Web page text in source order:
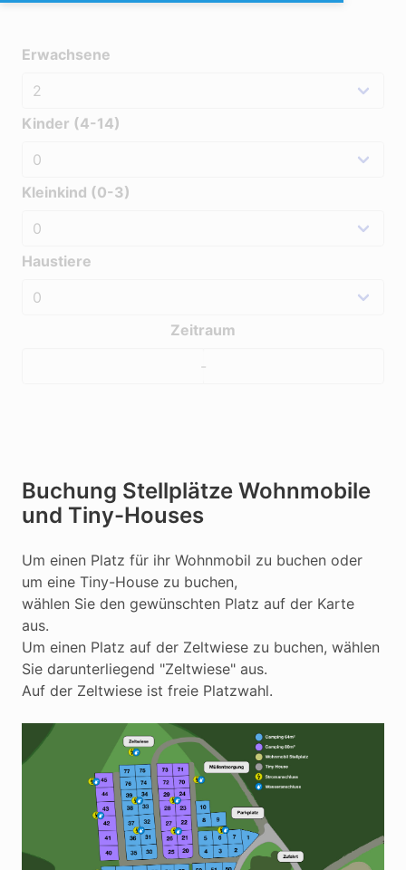
Erwachsene
Kinder (4-14)
Kleinkind (0-3)
Haustiere
Zeitraum
-
Buchung Stellplätze Wohnmobile
und Tiny-Houses
Um einen Platz für ihr Wohnmobil zu buchen oder
um eine Tiny-House zu buchen,
wählen Sie den gewünschten Platz auf der Karte
aus.
Um einen Platz auf der Zeltwiese zu buchen, wählen
Sie darunterliegend "Zeltwiese" aus.
Auf der Zeltwiese ist freie Platzwahl.